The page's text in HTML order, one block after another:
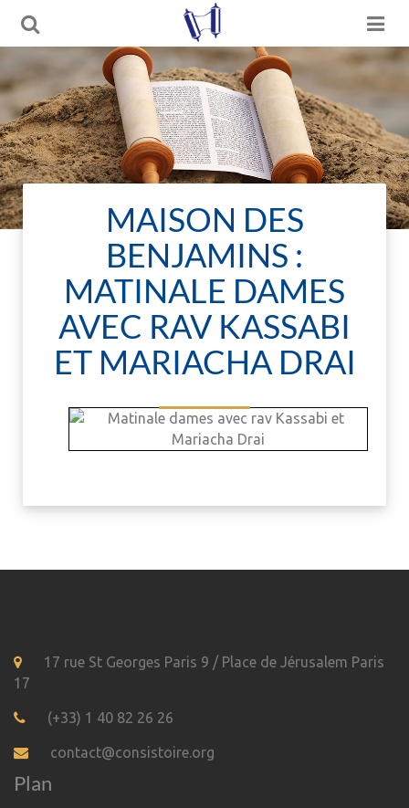
MAISON DES
BENJAMINS :
MATINALE DAMES
AVEC RAV KASSABI
ET MARIACHA DRAI
17 rue St Georges Paris 9 / Place de Jérusalem Paris
17
(+33) 1 40 82 26 26
contact@consistoire.org
Plan